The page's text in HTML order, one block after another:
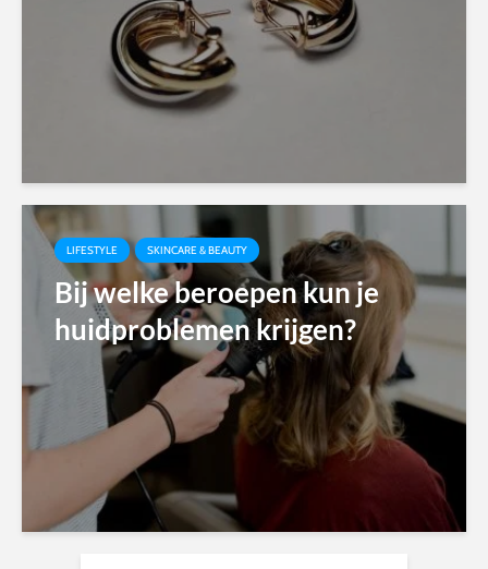
LIFESTYLE SKINCARE & BEAUTY
Bij welke beroepen kun je
huidproblemen krijgen?